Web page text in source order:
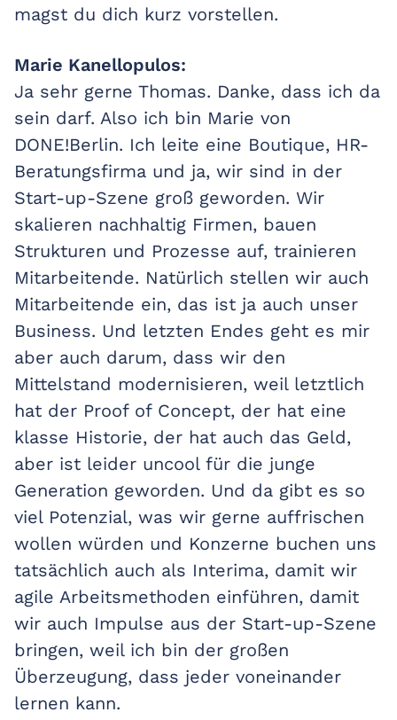
magst du dich kurz vorstellen.
Marie Kanellopulos:
Ja sehr gerne Thomas. Danke, dass ich da
sein darf. Also ich bin Marie von
DONE!Berlin. Ich leite eine Boutique, HR-
Beratungsfirma und ja, wir sind in der
Start-up-Szene groß geworden. Wir
skalieren nachhaltig Firmen, bauen
Strukturen und Prozesse auf, trainieren
Mitarbeitende. Natürlich stellen wir auch
Mitarbeitende ein, das ist ja auch unser
Business. Und letzten Endes geht es mir
aber auch darum, dass wir den
Mittelstand modernisieren, weil letztlich
hat der Proof of Concept, der hat eine
klasse Historie, der hat auch das Geld,
aber ist leider uncool für die junge
Generation geworden. Und da gibt es so
viel Potenzial, was wir gerne auffrischen
wollen würden und Konzerne buchen uns
tatsächlich auch als Interima, damit wir
agile Arbeitsmethoden einführen, damit
wir auch Impulse aus der Start-up-Szene
bringen, weil ich bin der großen
Überzeugung, dass jeder voneinander
lernen kann.